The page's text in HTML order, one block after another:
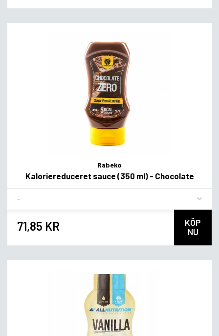
Rabeko
Kaloriereduceret sauce (350 ml) - Chocolate
71,85 KR
KÖP
NU